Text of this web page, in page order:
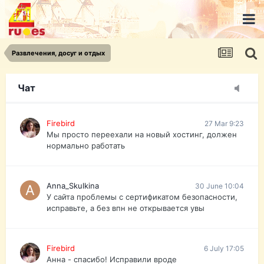
Развлечения, досуг и отдых
Чат
urist.dokument@gmail.com
https://pasport-ua.com/
Телеграмм @uristpassua
Firebird
Друзья - из России без VPN сайт и форум
Firebird 27 Mar 9:23
Мы просто переехали на новый хостинг, должен
нормально работать
Anna_Skulkina 30 June 10:04
У сайта проблемы с сертификатом безопасности,
исправьте, а без впн не открывается увы
Firebird 6 July 17:05
Анна - спасибо! Исправили вроде